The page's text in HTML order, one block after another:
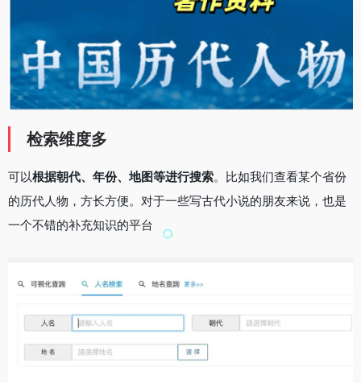
检索维度多
可以根据朝代、年份、地图等进行搜索。比如我们查看某个省份
的历代人物，方长方便。对于一些写古代小说的朋友来说，也是
一个不错的补充知识的平台